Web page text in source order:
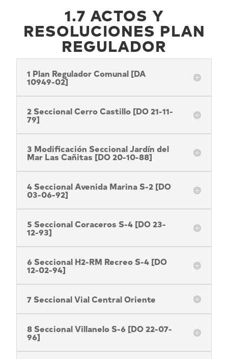
sistema
accesibilidad.
1.7 ACTOS Y
RESOLUCIONES PLAN
REGULADOR
1 Plan Regulador Comunal [DA
10949-02]
2 Seccional Cerro Castillo [DO 21-11-
79]
3 Modificación Seccional Jardín del
Mar Las Cañitas [DO 20-10-88]
4 Seccional Avenida Marina S-2 [DO
03-06-92]
5 Seccional Coraceros S-4 [DO 23-
12-93]
6 Seccional H2-RM Recreo S-4 [DO
12-02-94]
7 Seccional Vial Central Oriente
8 Seccional Villanelo S-6 [DO 22-07-
96]